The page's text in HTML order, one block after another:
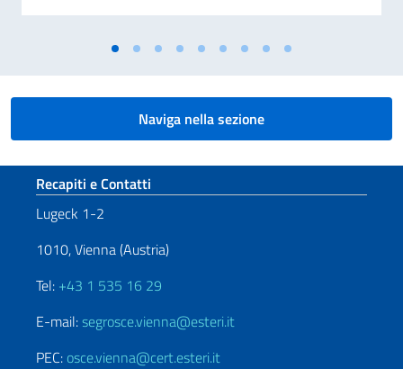
Naviga nella sezione
Sezione footer
Recapiti e Contatti
Lugeck 1-2
1010, Vienna (Austria)
Tel: +43 1 535 16 29
E-mail:segrosce.vienna@esteri.it
PEC: osce.vienna@cert.esteri.it